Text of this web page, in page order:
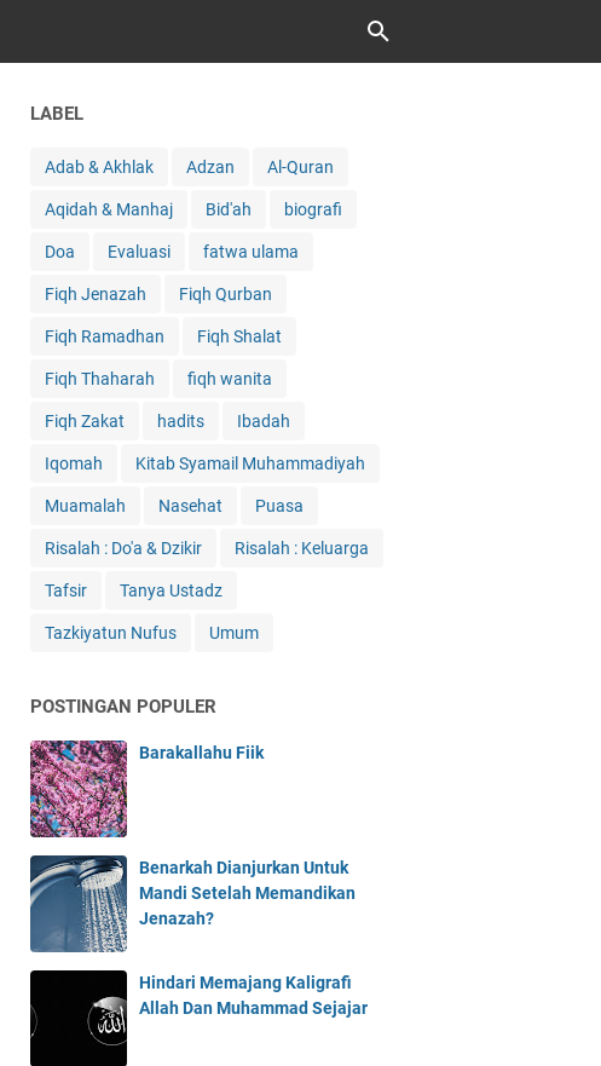
LABEL
Adab & Akhlak Adzan Al-Quran
Aqidah & Manhaj Bid'ah biografi
Doa Evaluasi fatwa ulama
Fiqh Jenazah Fiqh Qurban
Fiqh Ramadhan Fiqh Shalat
Fiqh Thaharah fiqh wanita
Fiqh Zakat hadits Ibadah
Iqomah Kitab Syamail Muhammadiyah
Muamalah Nasehat Puasa
Risalah : Do'a & Dzikir Risalah : Keluarga
Tafsir Tanya Ustadz
Tazkiyatun Nufus Umum
POSTINGAN POPULER
Barakallahu Fiik
Benarkah Dianjurkan Untuk
Mandi Setelah Memandikan
Jenazah?
Hindari Memajang Kaligrafi
Allah Dan Muhammad Sejajar